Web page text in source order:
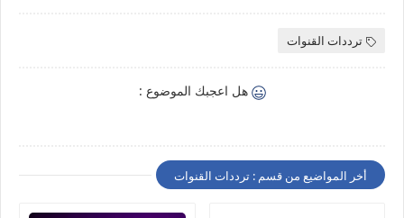
ترددات القنوات
هل اعجبك الموضوع :
أخر المواضيع من قسم : ترددات القنوات